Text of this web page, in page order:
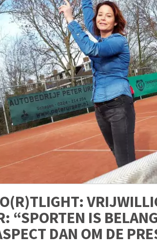
“SPORTEN IS
DAN OM DE